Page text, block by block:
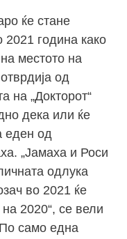
ќе стане
година како
местото на
од
на „Докторот“
дека или ќе
еден од
„Јамаха и Роси
одлука
во 2021 ќе
2020“, се вели
само една